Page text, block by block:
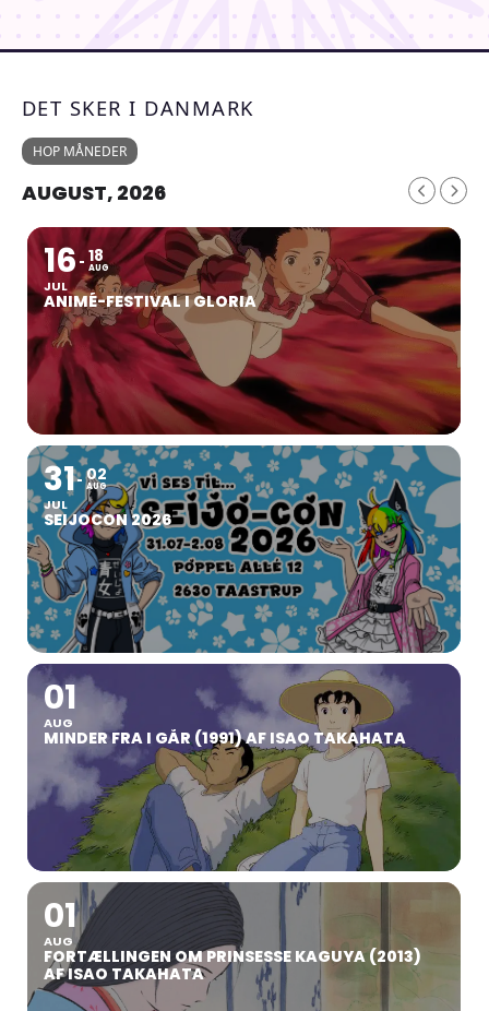
DET SKER I DANMARK
HOP MÅNEDER
AUGUST, 2026
16
JUL
18
AUG
ANIMÉ-FESTIVAL I GLORIA
31
JUL
02
AUG
SEIJOCON 2026
01
AUG
MINDER FRA I GÅR (1991) AF ISAO TAKAHATA
01
AUG
FORTÆLLINGEN OM PRINSESSE KAGUYA (2013)
AF ISAO TAKAHATA